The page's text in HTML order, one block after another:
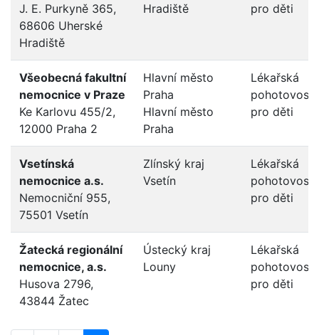
J. E. Purkyně 365,
68606 Uherské
Hradiště
Hradiště
pro děti
Všeobecná fakultní
nemocnice v Praze
Ke Karlovu 455/2,
12000 Praha 2
Hlavní město
Praha
Hlavní město
Praha
Lékařská
pohotovost
pro děti
Vsetínská
nemocnice a.s.
Nemocniční 955,
75501 Vsetín
Zlínský kraj
Vsetín
Lékařská
pohotovost
pro děti
Žatecká regionální
nemocnice, a.s.
Husova 2796,
43844 Žatec
Ústecký kraj
Louny
Lékařská
pohotovost
pro děti